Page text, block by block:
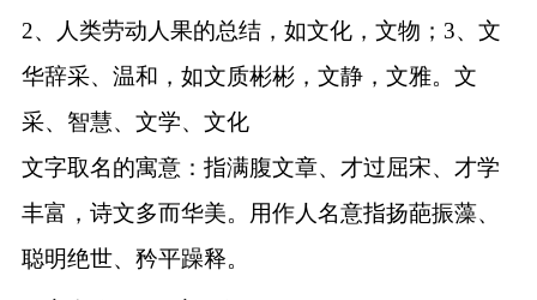
2、人类劳动人果的总结，如文化，文物；3、文
华辞采、温和，如文质彬彬，文静，文雅。文
采、智慧、文学、文化
文字取名的寓意：指满腹文章、才过屈宋、才学
丰富，诗文多而华美。用作人名意指扬葩振藻、
聪明绝世、矜平躁释。